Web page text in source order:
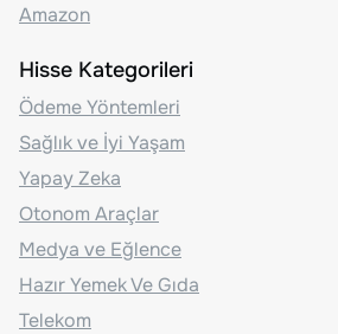
Amazon
Hisse Kategorileri
Ödeme Yöntemleri
Sağlık ve İyi Yaşam
Yapay Zeka
Otonom Araçlar
Medya ve Eğlence
Hazır Yemek Ve Gıda
Telekom